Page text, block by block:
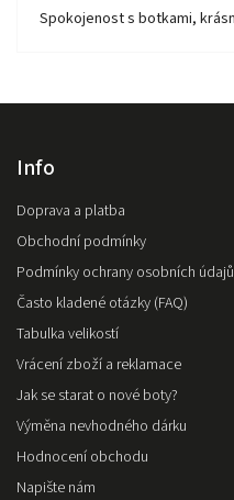
Spokojenost s botkami,
Info
Doprava a platba
Obchodní podmínky
Podmínky ochrany osobních údajů
Často kladené otázky (FAQ)
Tabulka velikostí
Vrácení zboží a reklamace
Jak se starat o nové boty?
Výměna nevhodného dárku
Hodnocení obchodu
Napište nám